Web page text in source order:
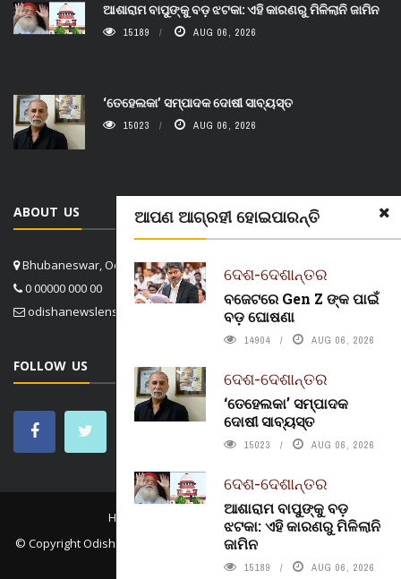
ଆପଣ ଆଗ୍ରହୀ ହୋଇପାରନ୍ତି
ଦେଶ-ଦେଶାନ୍ତର
ବଜେଟରେ Gen Z ଙ୍କ ପାଇଁ
ବଡ଼ ଘୋଷଣା
14904 AUG 06, 2026
ଦେଶ-ଦେଶାନ୍ତର
‘ତେହେଲକା’ ସମ୍ପାଦକ
ଦୋଷୀ ସାବ୍ୟସ୍ତ
15023 AUG 06, 2026
ଦେଶ-ଦେଶାନ୍ତର
ଆଶାରାମ ବାପୁଙ୍କୁ ବଡ଼
ଝଟକା: ଏହି କାରଣରୁ ମିଳିଲାନି
ଜାମିନ
15189 AUG 06, 2026
ଆଶାରାମ ବାପୁଙ୍କୁ ବଡ଼ ଝଟକା: ଏହି କାରଣରୁ ମିଳିଲାନି ଜାମିନ
15189 AUG 06, 2026
‘ତେହେଲକା’ ସମ୍ପାଦକ ଦୋଷୀ ସାବ୍ୟସ୍ତ
15023 AUG 06, 2026
ABOUT US
Bhubaneswar, Odisha, India
0 00000 000 00
odishanewslens@gmail.com
FOLLOW US
HOME ABOUT US
© CopyrightOdisha News Lens 4.1
. All rights reserved. in association
Konect.In